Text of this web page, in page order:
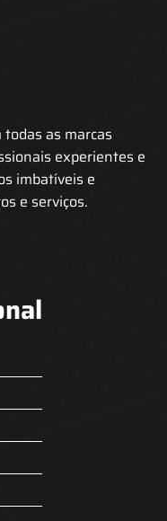
as marcas
experientes e
imbatíveis e
e serviços.